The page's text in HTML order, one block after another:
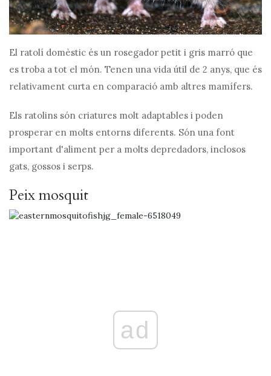
El ratolí domèstic és un rosegador petit i gris marró que
es troba a tot el món. Tenen una vida útil de 2 anys, que és
relativament curta en comparació amb altres mamífers.
Els ratolins són criatures molt adaptables i poden
prosperar en molts entorns diferents. Són una font
important d'aliment per a molts depredadors, inclosos
gats, gossos i serps.
Peix mosquit
ad